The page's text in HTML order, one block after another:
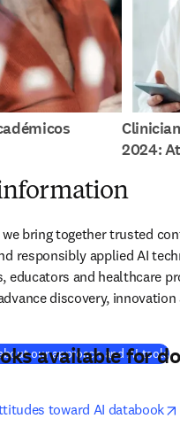
2024:
we bring together trusted
responsibly applied AI
educators and healthcare
discovery,
our approach and AI tools
available for
toward AI databook